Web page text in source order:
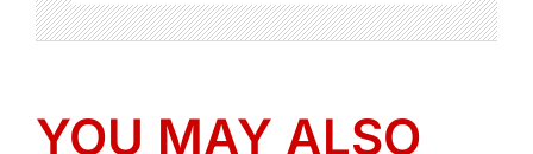
YOU MAY ALSO